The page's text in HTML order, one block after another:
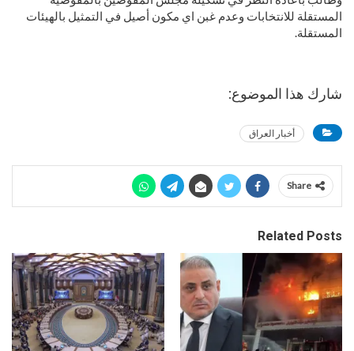
المستقلة للانتخابات وعدم غبن اي مكون أصيل في التمثيل بالهيئات
المستقلة.
شارك هذا الموضوع:
أخبار العراق
Share
Related Posts